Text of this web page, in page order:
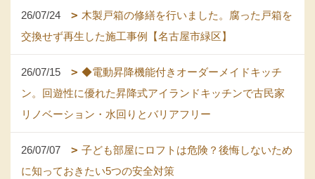
26/07/24
木製戸箱の修繕を行いました。腐った戸箱を
交換せず再生した施工事例【名古屋市緑区】
26/07/15
◆電動昇降機能付きオーダーメイドキッチ
ン。回遊性に優れた昇降式アイランドキッチンで古民家
リノベーション・水回りとバリアフリー
26/07/07
子ども部屋にロフトは危険？後悔しないため
に知っておきたい5つの安全対策